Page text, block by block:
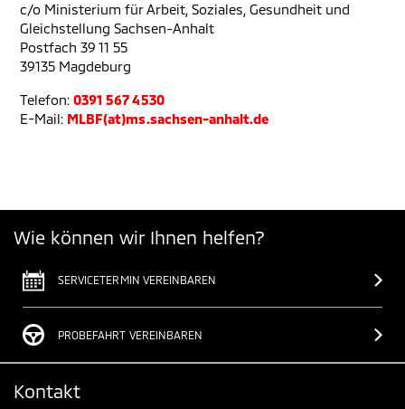
c/o Ministerium für Arbeit, Soziales, Gesundheit und
Gleichstellung Sachsen-Anhalt
Postfach 39 11 55
39135 Magdeburg
Telefon: 0391 567 4530
E-Mail: MLBF(at)ms.sachsen-anhalt.de
Wie können wir Ihnen helfen?
SERVICETERMIN VEREINBAREN
PROBEFAHRT VEREINBAREN
Kontakt